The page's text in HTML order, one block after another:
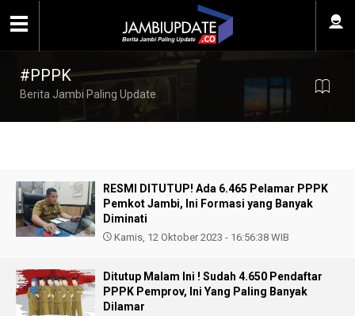
#PPPK
Berita Jambi Paling Update
RESMI DITUTUP! Ada 6.465 Pelamar PPPK
Pemkot Jambi, Ini Formasi yang Banyak
Diminati
Kamis, 12 Oktober 2023 - 16:56:38 WIB
Ditutup Malam Ini ! Sudah 4.650 Pendaftar
PPPK Pemprov, Ini Yang Paling Banyak
Dilamar